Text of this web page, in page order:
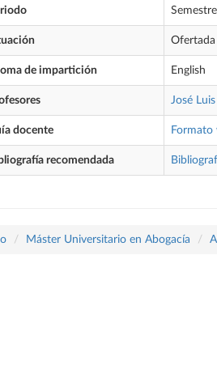
Ofertada
de impartición English
José
docente Formato
recomendada
Máster Universitario en Abogacía